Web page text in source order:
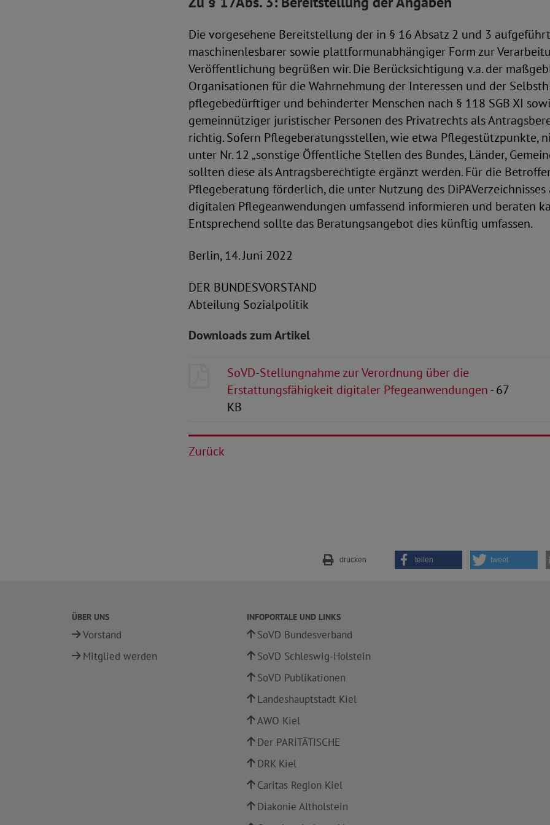
Die vorgesehene Bereitstellung der in § 16 Absatz 2 und 3
maschinenlesbarer sowie plattformunabhängiger Form zur
Veröffentlichung begrüßen wir. Die Berücksichtigung v.a. der
Organisationen für die Wahrnehmung der Interessen und der
pflegebedürftiger und behinderter Menschen nach § 118 SGB XI
gemeinnütziger juristischer Personen des Privatrechts als
richtig. Sofern Pflegeberatungsstellen, wie etwa Pflegestützpunkte,
unter Nr. 12 „sonstige Öffentliche Stellen des Bundes, Länder,
sollten diese als Antragsberechtigte ergänzt werden. Für die
Pflegeberatung förderlich, die unter Nutzung des DiPAVerzeichnisses
digitalen Pflegeanwendungen umfassend informieren und beraten
Entsprechend sollte das Beratungsangebot dies künftig umfassen.
Berlin, 14. Juni 2022
DER BUNDESVORSTAND
Abteilung Sozialpolitik
Downloads zum Artikel
SoVD-Stellungnahme zur Verordnung über die
Erstattungsfähigkeit digitaler Pfegeanwendungen- 67
KB
Zurück
drucken teilen tweet
ÜBER UNS
Vorstand
Mitglied werden
INFOPORTALE UND LINKS
SoVD Bundesverband
SoVD Schleswig-Holstein
SoVD Publikationen
Landeshauptstadt Kiel
AWO Kiel
Der PARITÄTISCHE
DRK Kiel
Caritas Region Kiel
Diakonie Altholstein